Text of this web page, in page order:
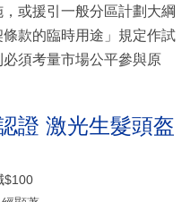
或援引一般分區計劃大綱
款的臨時用途」規定作試
須考量市場公平參與原
證 激光生髮頭盔
$100